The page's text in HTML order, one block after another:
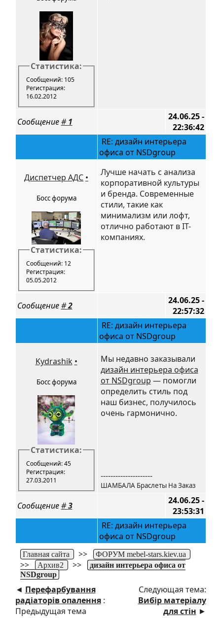
Статистика:
Сообщений: 105
Регистрация:
16.02.2012
Сообщение#1
24.06.25 -
22:36:42
RE: дизайн интерьера
офиса от NSDgroup
Диспетчер АДС •
Босс форума
Статистика:
Сообщений: 12
Регистрация:
05.05.2012
Лучше начать с анализа
корпоративной культуры
и бренда. Современные
стили, такие как
минимализм или лофт,
отлично работают в IT-
компаниях.
Сообщение#2
24.06.25 -
22:57:32
RE: дизайн интерьера
офиса от NSDgroup
Kydrashik •
Босс форума
Статистика:
Сообщений: 45
Регистрация:
27.03.2011
Мы недавно заказывали
дизайн интерьера офиса
от NSDgroup — помогли
определить стиль под
наш бизнес, получилось
очень гармонично.
---------------------
ШАМБАЛА Браслеты На Заказ
Сообщение#3
24.06.25 -
23:53:31
RE: дизайн интерьера
офиса от NSDgroup
Главная сайта >> ФОРУМ mebel-stars.kiev.ua
>> Архив2 >>
дизайн интерьера офиса от
NSDgroup
◄ Перефарбування
радіаторів опалення:
Предыдущая тема
Следующая тема:
Вибір матеріалу
для стін ►